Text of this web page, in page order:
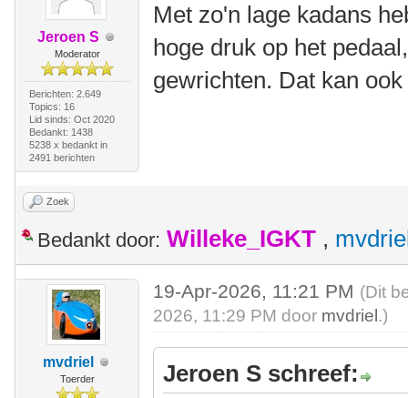
Jeroen S
Moderator
Berichten: 2.649
Topics: 16
Lid sinds: Oct 2020
Bedankt: 1438
5238 x bedankt in
2491 berichten
Met zo'n lage kadans
hoge druk op het
gewrichten. Dat kan
Zoek
Bedankt door: Willeke_IGKT ,
mvdriel
Toerder
19-Apr-2026, 11:21 PM (Dit
2026, 11:29 PM door mvdriel .)
Jeroen S schreef: